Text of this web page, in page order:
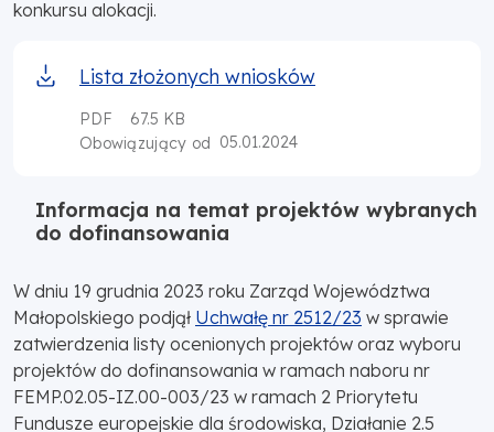
konkursu alokacji.
Lista złożonych wniosków
PDF
67.5 KB
Obowiązujący od 05.01.2024
Informacja na temat projektów wybranych
do dofinansowania
W dniu 19 grudnia 2023 roku Zarząd Województwa
Małopolskiego podjął Uchwałę nr 2512/23 w sprawie
zatwierdzenia listy ocenionych projektów oraz wyboru
projektów do dofinansowania w ramach naboru nr
FEMP.02.05-IZ.00-003/23 w ramach 2 Priorytetu
Fundusze europejskie dla środowiska, Działanie 2.5